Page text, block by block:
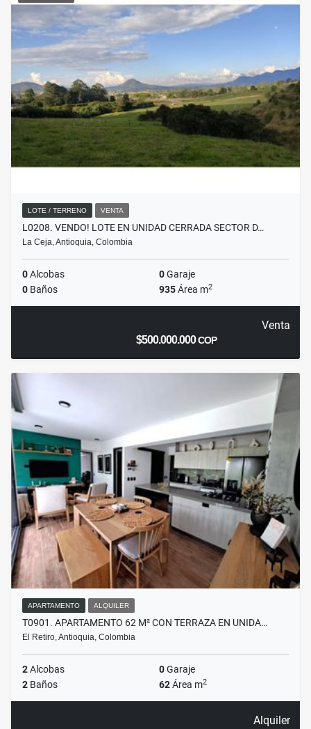
LOTE / TERRENO VENTA
L0208. VENDO! LOTE EN UNIDAD CERRADA SECTOR D…
La Ceja, Antioquia, Colombia
0Alcobas 0Garaje
0 Baños 935Área m2
Venta
$500.000.000COP
APARTAMENTO ALQUILER
T0901. APARTAMENTO 62 M² CON TERRAZA EN UNIDA…
El Retiro, Antioquia, Colombia
2Alcobas 0Garaje
2 Baños 62Área m2
Alquiler